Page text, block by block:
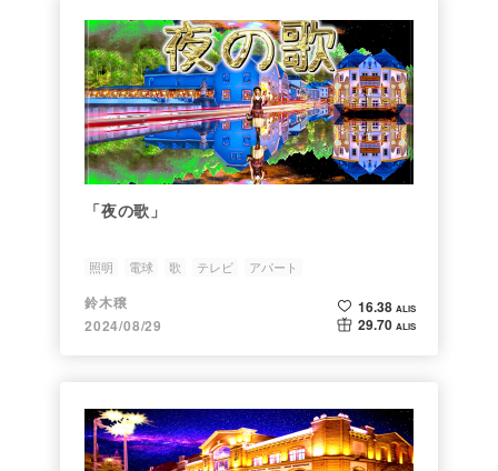
「夜の歌」
照明 電球 歌 テレビ アパート
鈴木穣
2024/08/29
16.38 ALIS
29.70 ALIS